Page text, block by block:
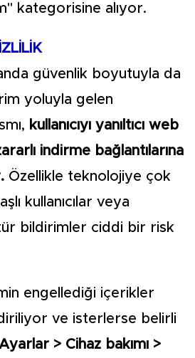
kategorisine alıyor.
güvenlik boyutuyla da
yoluyla gelen
kullanıcıyı yanıltıcı web
indirme bağlantılarına
Özellikle teknolojiye çok
kullanıcılar veya
bildirimler ciddi bir risk
engellediği içerikler
ve isterlerse belirli
Ayarlar > Cihaz bakımı >